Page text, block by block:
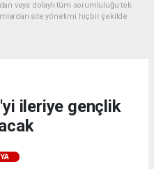
veya dolaylı tüm sorumluluğu tek
site yönetimi hiçbir şekilde
ileriye gençlik